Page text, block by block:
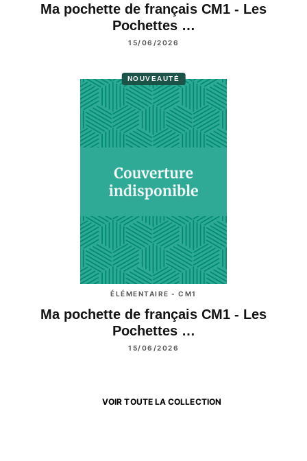
Ma pochette de français CM1 - Les
Pochettes …
15/06/2026
NOUVEAUTÉ
ÉLÉMENTAIRE - CM1
Ma pochette de français CM1 - Les
Pochettes …
15/06/2026
VOIR TOUTE LA COLLECTION